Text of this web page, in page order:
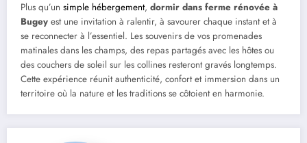
Plus qu’un simple hébergement, dormir dans ferme rénovée à
Bugey est une invitation à ralentir, à savourer chaque instant et à
se reconnecter à l’essentiel. Les souvenirs de vos promenades
matinales dans les champs, des repas partagés avec les hôtes ou
des couchers de soleil sur les collines resteront gravés longtemps.
Cette expérience réunit authenticité, confort et immersion dans un
territoire où la nature et les traditions se côtoient en harmonie.